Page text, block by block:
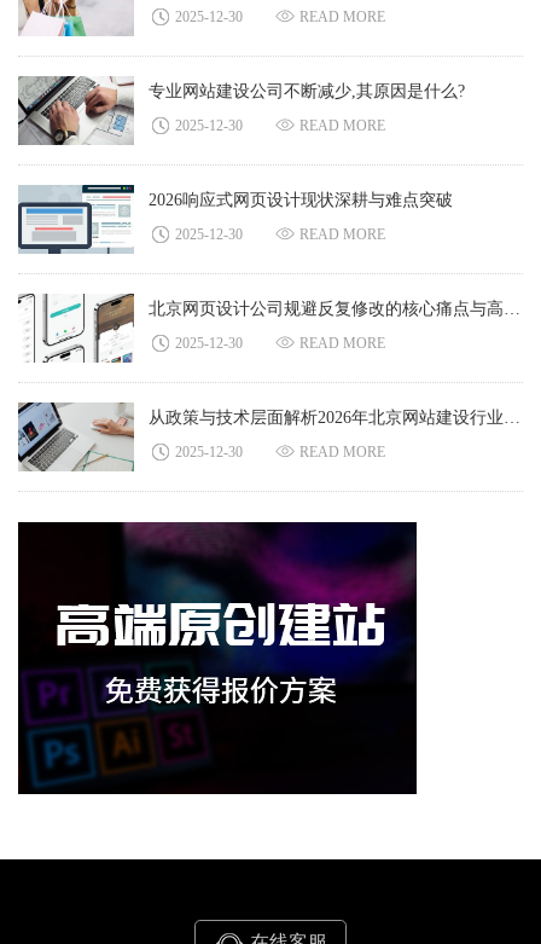
2025-12-30 READ MORE
专业网站建设公司不断减少,其原因是什么?
2025-12-30 READ MORE
2026响应式网页设计现状深耕与难点突破
2025-12-30 READ MORE
北京网页设计公司规避反复修改的核心痛点与高效解决方案
2025-12-30 READ MORE
从政策与技术层面解析2026年北京网站建设行业前景格局
2025-12-30 READ MORE